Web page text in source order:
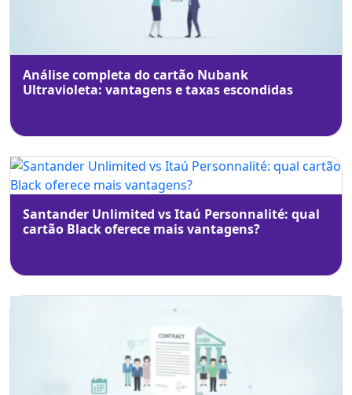
Análise completa do cartão Nubank
Ultravioleta: vantagens e taxas escondidas
Santander Unlimited vs Itaú Personnalité: qual
cartão Black oferece mais vantagens?